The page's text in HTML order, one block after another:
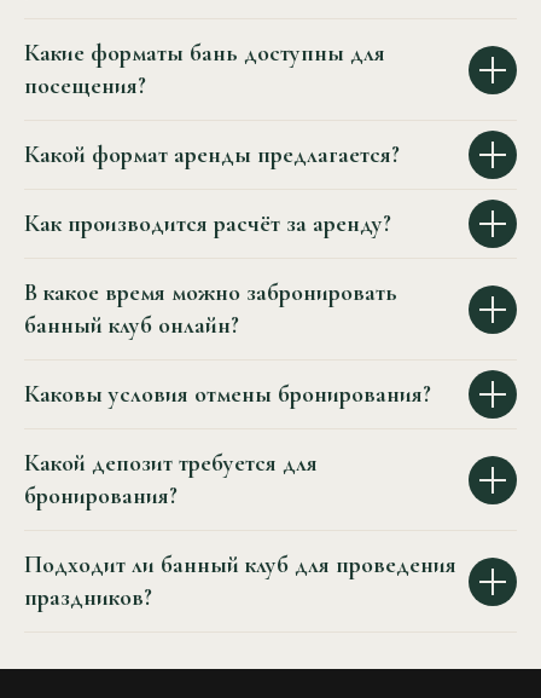
Какие форматы бань доступны для
посещения?
Какой формат аренды предлагается?
Как производится расчёт за аренду?
В какое время можно забронировать
банный клуб онлайн?
Каковы условия отмены бронирования?
Какой депозит требуется для
бронирования?
Подходит ли банный клуб для проведения
праздников?